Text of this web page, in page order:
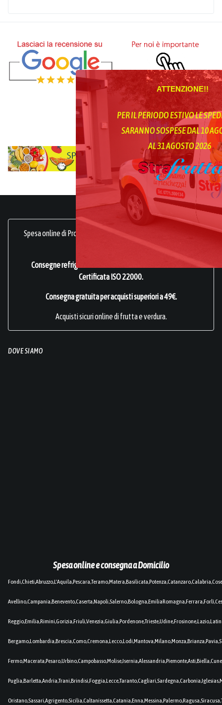
ATTENZIONE!!
PER IL PERIODO ESTIVO LE
SARANNO SOSPESE DAL 10
AL 31 AGOSTO 2026
Spesa online di Prodotti Ortofrutticoli, sani, freschi e genuini.
Consegne refrigerate a domicilio in tutta Italia.
Certificata ISO 22000.
Consegna gratuita per acquisti superiori a 49€.
Acquisti sicuri online di frutta e verdura.
DOVE SIAMO
Spesa online e consegna a Domicilio